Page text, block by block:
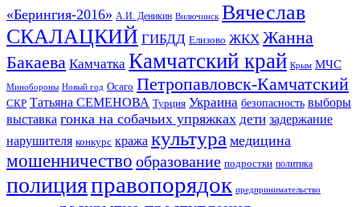
«Берингия-2016» А.И. Деникин Вилючинск Вячеслав
СКАЛАЦКИЙ ГИБДД Елизово ЖКХ Жанна
Бакаева Камчатка Камчатский край Крым МЧС
Минобороны Новый год Осаго Петропавловск-Камчатский
СКР Татьяна СЕМЕНОВА Турция Украина безопасность выборы
выставка гонка на собачьих упряжках дети задержание
нарушителя конкурс кража культура медицина
мошенничество образование подростки политика
полицияправопорядок предпринимательство